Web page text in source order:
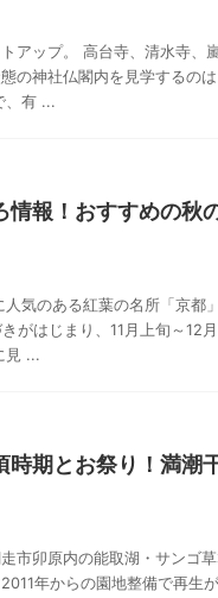
アップ。 高台寺、清水寺、
の神社仏閣内を見学するの
、有 ...
情報！おすすめの秋
気のある紅葉の名所「京都
がはじまり、11月上旬～12
見 ...
時期とお祭り！満潮
市卯原内の能取湖・サンゴ
年からの園地整備で再生